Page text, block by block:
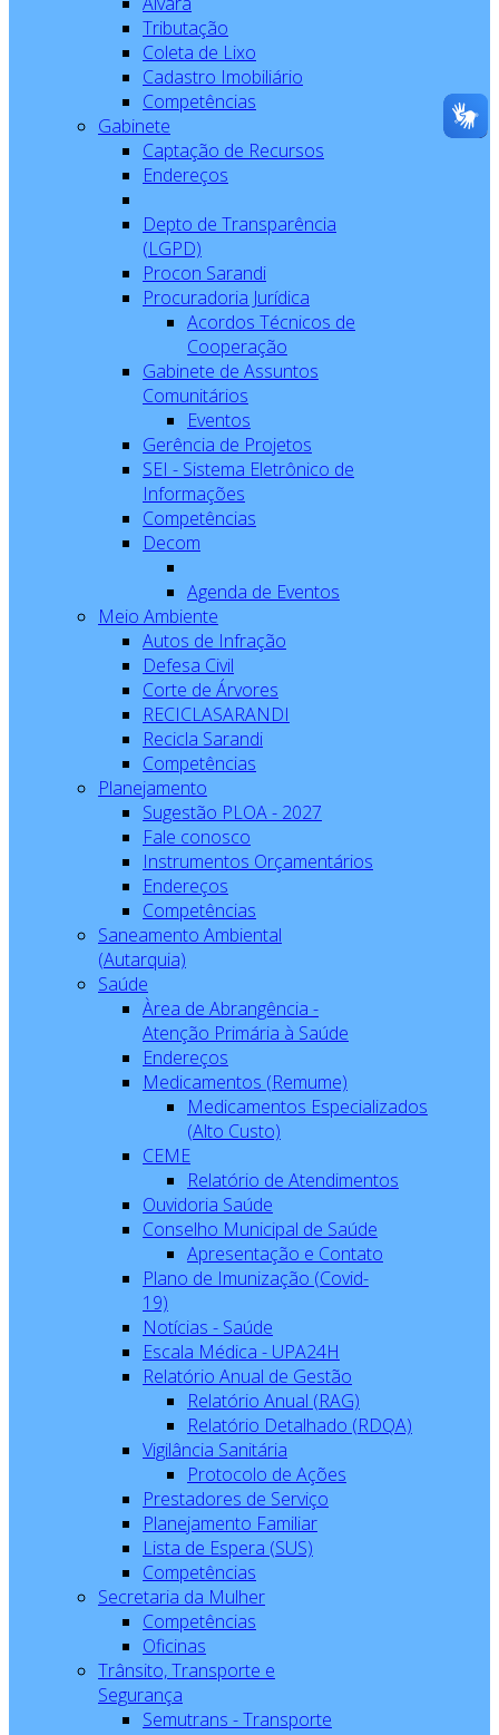
Tributação
Coleta de Lixo
Cadastro Imobiliário
Competências
Gabinete
Captação de Recursos
Endereços
Depto de Transparência
(LGPD)
Procon Sarandi
Procuradoria Jurídica
Acordos Técnicos de
Cooperação
Gabinete de Assuntos
Comunitários
Eventos
Gerência de Projetos
SEI - Sistema Eletrônico de
Informações
Competências
Decom
Agenda de Eventos
Meio Ambiente
Autos de Infração
Defesa Civil
Corte de Árvores
RECICLASARANDI
Recicla Sarandi
Competências
Planejamento
Sugestão PLOA - 2027
Fale conosco
Instrumentos Orçamentários
Endereços
Competências
Saneamento Ambiental
(Autarquia)
Saúde
Àrea de Abrangência -
Atenção Primária à Saúde
Endereços
Medicamentos (Remume)
Medicamentos Especializados
(Alto Custo)
CEME
Relatório de Atendimentos
Ouvidoria Saúde
Conselho Municipal de Saúde
Apresentação e Contato
Plano de Imunização (Covid-
19)
Notícias - Saúde
Escala Médica - UPA24H
Relatório Anual de Gestão
Relatório Anual (RAG)
Relatório Detalhado (RDQA)
Vigilância Sanitária
Protocolo de Ações
Prestadores de Serviço
Planejamento Familiar
Lista de Espera (SUS)
Competências
Secretaria da Mulher
Competências
Oficinas
Trânsito, Transporte e
Segurança
Semutrans - Transporte